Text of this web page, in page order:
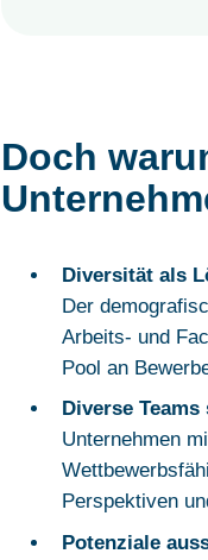
Doch
Diversität als
Der
Arbeits- und
Pool an
Diverse
Unternehmen
Perspektiven
Potenziale